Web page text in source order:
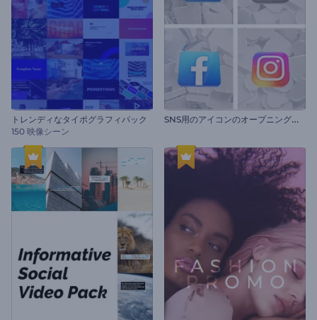
トレンディなタイポグラフィパック
150 映像シーン
S
NS用のアイコンのオープニング動画